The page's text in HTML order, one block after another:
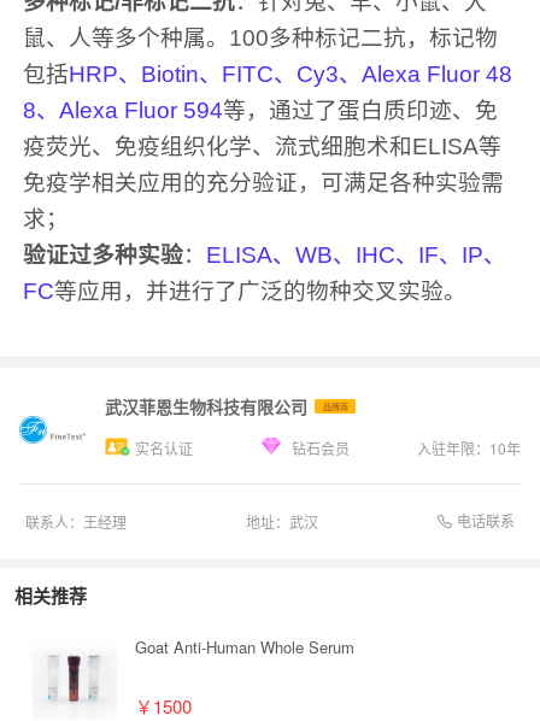
鼠、人等多个种属。100多种标记二抗，标记物
包括HRP、Biotin、FITC、Cy3、Alexa Fluor 48
8、Alexa Fluor 594等，通过了蛋白质印迹、免
疫荧光、免疫组织化学、流式细胞术和ELISA等
免疫学相关应用的充分验证，可满足各种实验需
求；
验证过多种实验： ELISA、WB、IHC、IF、IP、
FC等应用，并进行了广泛的物种交叉实验。
武汉菲恩生物科技有限公司 品牌商
实名认证 钻石会员 入驻年限： 10年
联系人： 王经理 地址： 武汉 电话联系
相关推荐
Goat Anti-Human Whole Serum
￥1500